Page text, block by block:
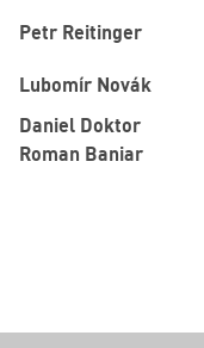
Petr Reitinger
Lubomír Novák
Daniel Doktor
Roman Baniar